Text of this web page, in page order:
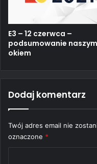
E3 – 12 czerwca –
podsumowanie naszym
okiem
Dodaj komentarz
Twój adres email nie
oznaczone *